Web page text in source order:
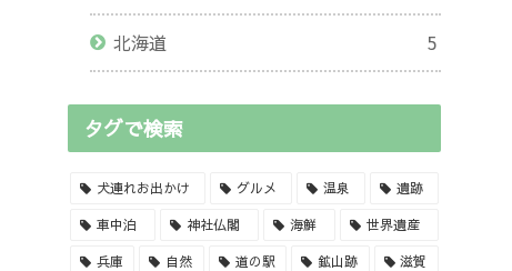
北海道 5
タグで検索
犬連れお出かけ グルメ 温泉 遺跡
車中泊 神社仏閣 海鮮 世界遺産
兵庫 自然 道の駅 鉱山跡 滋賀